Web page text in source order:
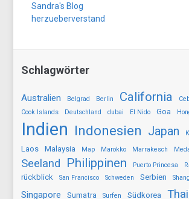
Sandra's Blog
herzueberverstand
Schlagwörter
Australien Belgrad Berlin California
Cook Islands Deutschland dubai El Nido Goa
Indien Indonesien Japan
Laos Malaysia Map Marokko Marrakesch
Seeland
Philippinen Puerto Princesa
rückblick
San Francisco Schweden Serbien
Singapore Sumatra Surfen Südkorea